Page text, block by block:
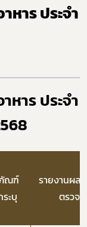
หาร ประจำ
หาร ประจำ
ณฑ์
ะบุ
รายงานผลวิ
ตรวจ